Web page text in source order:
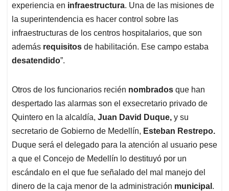
experiencia en infraestructura. Una de las misiones de
la superintendencia es hacer control sobre las
infraestructuras de los centros hospitalarios, que son
además requisitos de habilitación. Ese campo estaba
desatendido”.
Otros de los funcionarios recién nombrados que han
despertado las alarmas son el exsecretario privado de
Quintero en la alcaldía, Juan David Duque, y su
secretario de Gobierno de Medellín, Esteban Restrepo.
Duque será el delegado para la atención al usuario pese
a que el Concejo de Medellín lo destituyó por un
escándalo en el que fue señalado del mal manejo del
dinero de la caja menor de la administración municipal .